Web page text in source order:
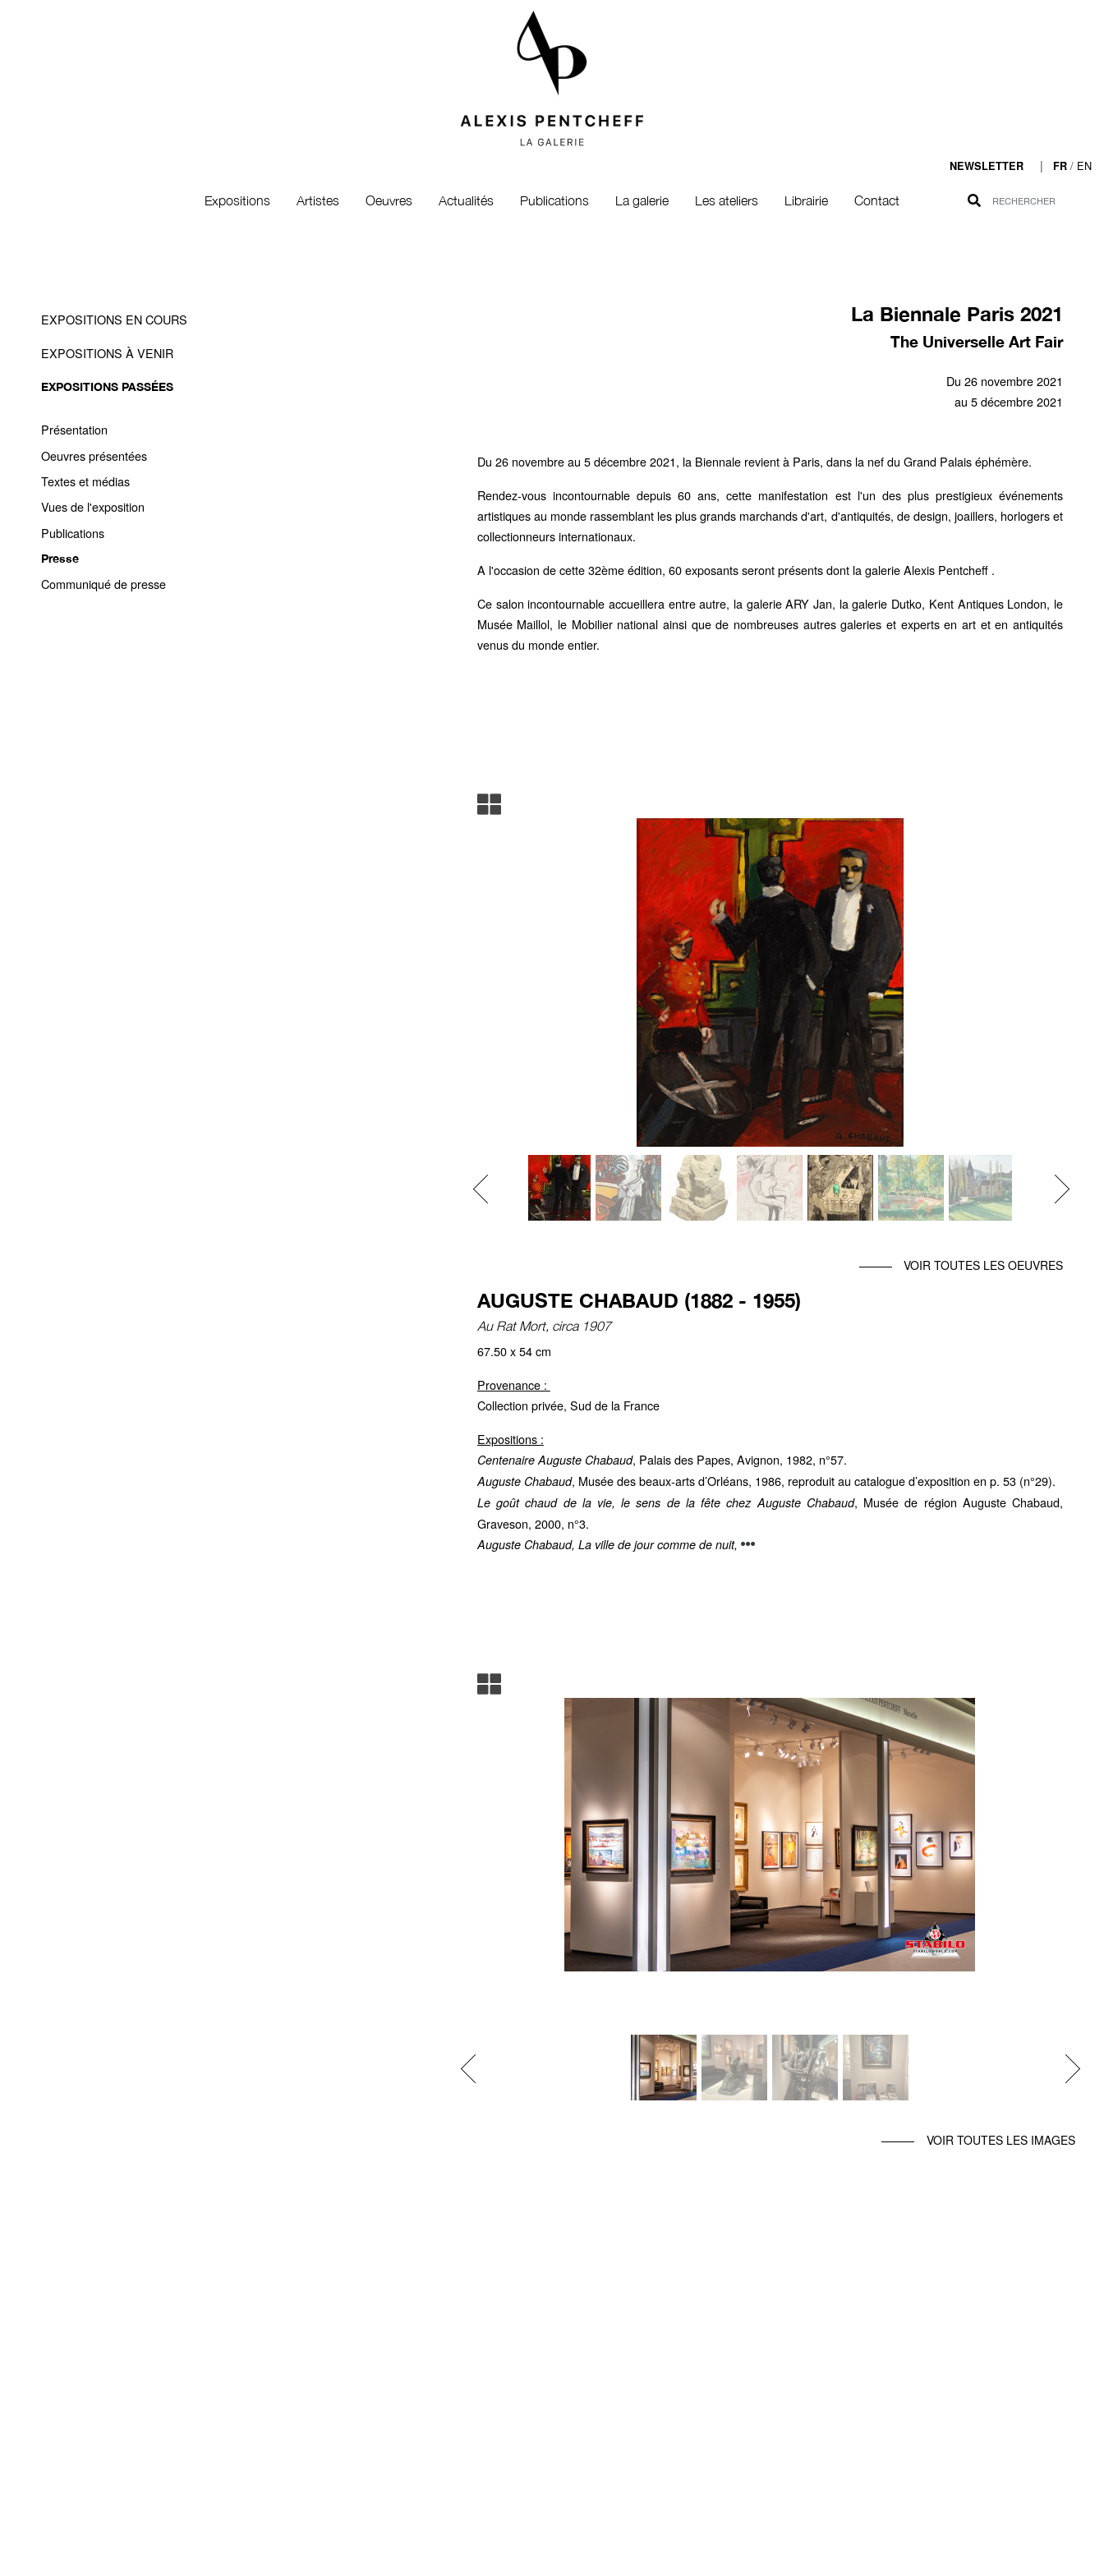
NEWSLETTER | FR / EN
Expositions Artistes Oeuvres Actualités Publications La galerie Les ateliers Librairie Contact
EXPOSITIONS EN COURS
EXPOSITIONS À VENIR
EXPOSITIONS PASSÉES
Présentation
Oeuvres présentées
Textes et médias
Vues de l'exposition
Publications
Presse
Communiqué de presse
La Biennale Paris 2021
The Universelle Art Fair
Du 26 novembre 2021
au 5 décembre 2021
Du 26 novembre au 5 décembre 2021, la Biennale revient à Paris, dans la nef du Grand Palais éphémère.
Rendez-vous incontournable depuis 60 ans, cette manifestation est l'un des plus prestigieux événements
artistiques au monde rassemblant les plus grands marchands d'art, d'antiquités, de design, joaillers, horlogers et
collectionneurs internationaux.
A l'occasion de cette 32ème édition, 60 exposants seront présents dont la galerie Alexis Pentcheff .
Ce salon incontournable accueillera entre autre, la galerie ARY Jan, la galerie Dutko, Kent Antiques London, le
Musée Maillol, le Mobilier national ainsi que de nombreuses autres galeries et experts en art et en antiquités
venus du monde entier.
Previous
Next
VOIR TOUTES LES OEUVRES
AUGUSTE CHABAUD (1882 - 1955)
Au Rat Mort, circa 1907
67.50 x 54 cm
Provenance :
Collection privée, Sud de la France
Expositions :
Centenaire Auguste Chabaud, Palais des Papes, Avignon, 1982, n°57.
Auguste Chabaud, Musée des beaux-arts d’Orléans, 1986, reproduit au catalogue d’exposition en p. 53 (n°29).
Le goût chaud de la vie, le sens de la fête chez Auguste Chabaud, Musée de région Auguste Chabaud,
Graveson, 2000, n°3.
Auguste Chabaud, La ville de jour comme de nuit,
Previous
Next
VOIR TOUTES LES IMAGES